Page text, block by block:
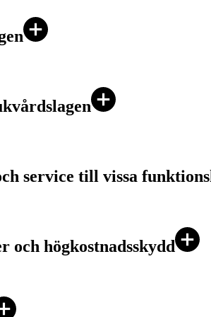
service till vissa
och högkostnadsskydd